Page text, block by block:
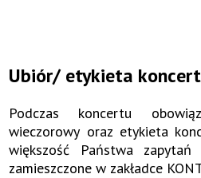
Ubiór/ etykieta
Podczas koncertu
wieczorowy oraz etykieta
większość Państwa
zamieszczone w zakładce